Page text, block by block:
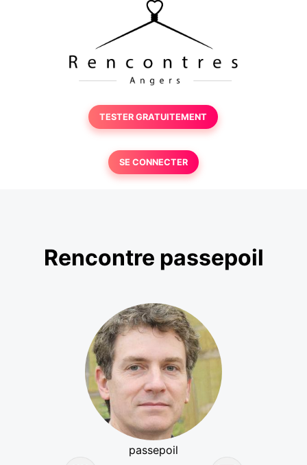
TESTER GRATUITEMENT
SE CONNECTER
Rencontre passepoil
passepoil